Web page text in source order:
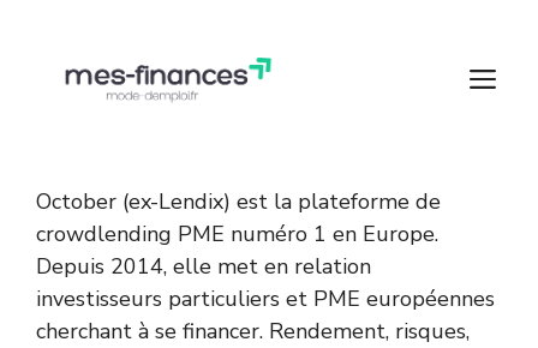
contenu
October (ex-Lendix) est la plateforme de
crowdlending PME numéro 1 en Europe.
Depuis 2014, elle met en relation
investisseurs particuliers et PME européennes
cherchant à se financer. Rendement, risques,